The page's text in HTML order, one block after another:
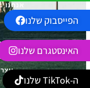
הפייסבוק שלנו
האינסטגרם שלנו
ה-TikTok שלנו